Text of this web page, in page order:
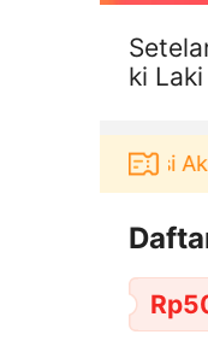
ki
di aplikasi